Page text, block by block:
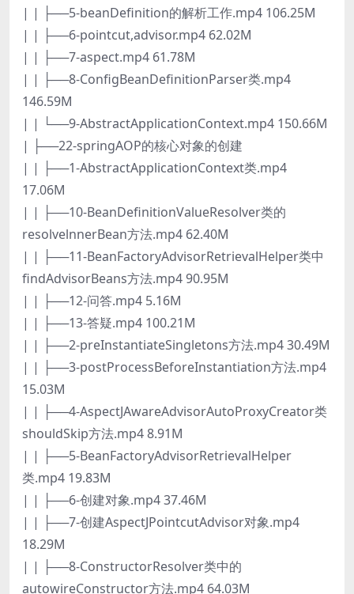
| | ├──5-beanDefinition的解析工作.mp4 106.25M
| | ├──6-pointcut,advisor.mp4 62.02M
| | ├──7-aspect.mp4 61.78M
| | ├──8-ConfigBeanDefinitionParser类.mp4
146.59M
| | └──9-AbstractApplicationContext.mp4 150.66M
| ├──22-springAOP的核心对象的创建
| | ├──1-AbstractApplicationContext类.mp4
17.06M
| | ├──10-BeanDefinitionValueResolver类的
resolvelnnerBean方法.mp4 62.40M
| | ├──11-BeanFactoryAdvisorRetrievalHelper类中
findAdvisorBeans方法.mp4 90.95M
| | ├──12-问答.mp4 5.16M
| | ├──13-答疑.mp4 100.21M
| | ├──2-preInstantiateSingletons方法.mp4 30.49M
| | ├──3-postProcessBeforeInstantiation方法.mp4
15.03M
| | ├──4-AspectJAwareAdvisorAutoProxyCreator类
shouldSkip方法.mp4 8.91M
| | ├──5-BeanFactoryAdvisorRetrievalHelper
类.mp4 19.83M
| | ├──6-创建对象.mp4 37.46M
| | ├──7-创建AspectJPointcutAdvisor对象.mp4
18.29M
| | ├──8-ConstructorResolver类中的
autowireConstructor方法.mp4 64.03M